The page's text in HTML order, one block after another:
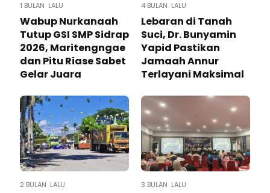
1 BULAN LALU
Wabup Nurkanaah
Tutup GSI SMP Sidrap
2026, Maritengngae
dan Pitu Riase Sabet
Gelar Juara
4 BULAN LALU
Lebaran di Tanah
Suci, Dr. Bunyamin
Yapid Pastikan
Jamaah Annur
Terlayani Maksimal
2 BULAN LALU 3 BULAN LALU